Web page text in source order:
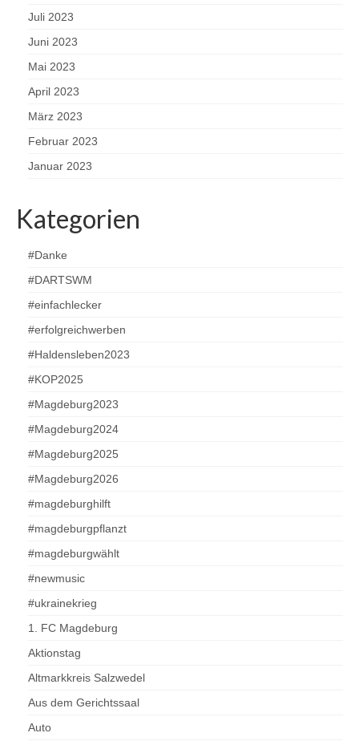
Juli 2023
Juni 2023
Mai 2023
April 2023
März 2023
Februar 2023
Januar 2023
Kategorien
#Danke
#DARTSWM
#einfachlecker
#erfolgreichwerben
#Haldensleben2023
#KOP2025
#Magdeburg2023
#Magdeburg2024
#Magdeburg2025
#Magdeburg2026
#magdeburghilft
#magdeburgpflanzt
#magdeburgwählt
#newmusic
#ukrainekrieg
1. FC Magdeburg
Aktionstag
Altmarkkreis Salzwedel
Aus dem Gerichtssaal
Auto